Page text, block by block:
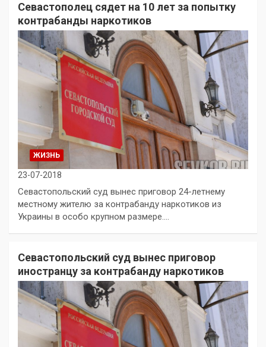
Севастополец сядет на 10 лет за попытку
контрабанды наркотиков
ЖИЗНЬ
23-07-2018
Севастопольский суд вынес приговор 24-летнему
местному жителю за контрабанду наркотиков из
Украины в особо крупном размере.…
Севастопольский суд вынес приговор
иностранцу за контрабанду наркотиков